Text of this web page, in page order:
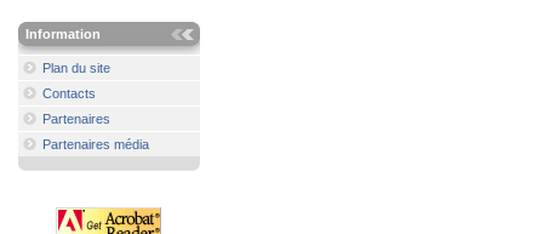
Information
Plan du site
Contacts
Partenaires
Partenaires média